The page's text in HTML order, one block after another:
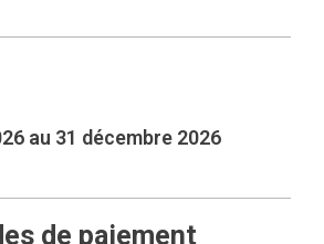
au 31 décembre 2026
de paiement